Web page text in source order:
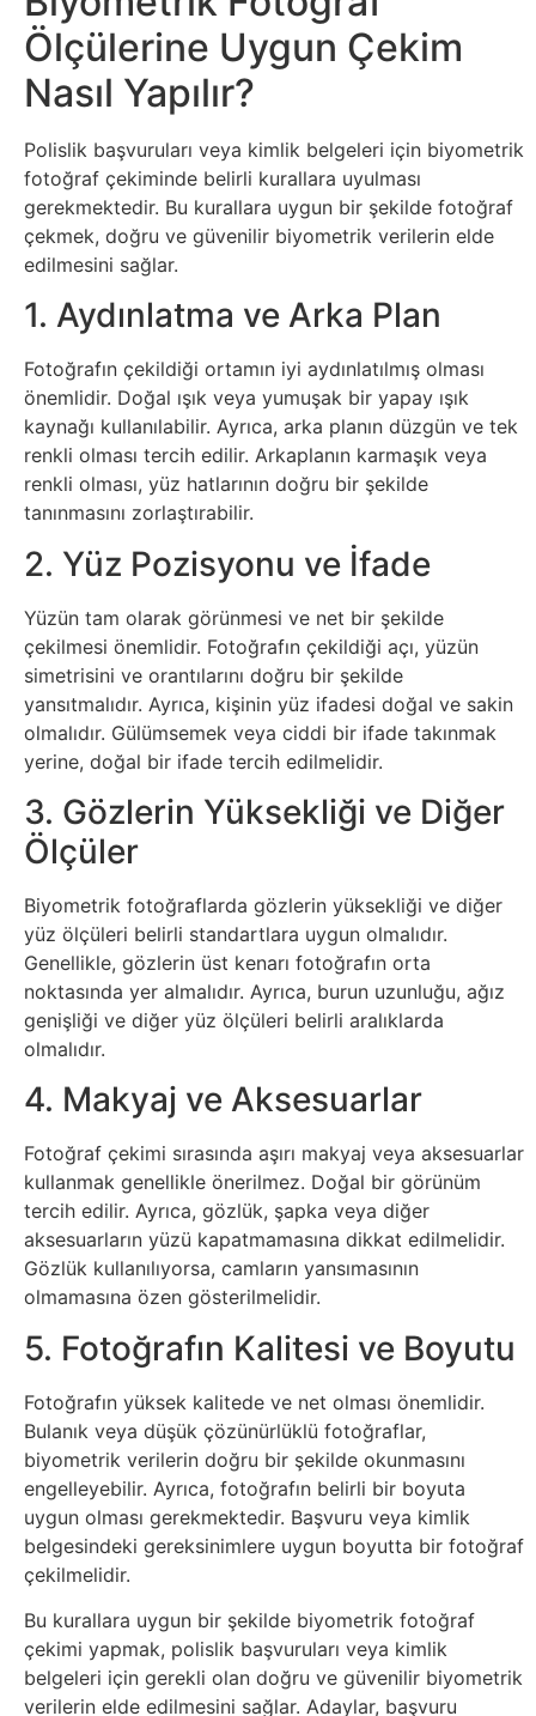
İnternet
İnternetten
Kazanma
Kadın
Kim
Kimdir
Kitap
Komedi
Kültür
Sanat
Metaverse
Mobil
Müzik
Nft
Oyun
Projeler
ve
Fikirler
Psikoloji
Sağlık
Scriptler
Seo
Sigorta
Sinema
Spor
Tarih
Tarım
Teknoloji
Ölçülerine Uygun Çekim
Nasıl Yapılır?
Polislik başvuruları veya kimlik belgeleri için biyometrik
fotoğraf çekiminde belirli kurallara uyulması
gerekmektedir. Bu kurallara uygun bir şekilde fotoğraf
çekmek, doğru ve güvenilir biyometrik verilerin elde
edilmesini sağlar.
1. Aydınlatma ve Arka Plan
Fotoğrafın çekildiği ortamın iyi aydınlatılmış olması
önemlidir. Doğal ışık veya yumuşak bir yapay ışık
kaynağı kullanılabilir. Ayrıca, arka planın düzgün ve tek
renkli olması tercih edilir. Arkaplanın karmaşık veya
renkli olması, yüz hatlarının doğru bir şekilde
tanınmasını zorlaştırabilir.
2. Yüz Pozisyonu ve İfade
Yüzün tam olarak görünmesi ve net bir şekilde
çekilmesi önemlidir. Fotoğrafın çekildiği açı, yüzün
simetrisini ve orantılarını doğru bir şekilde
yansıtmalıdır. Ayrıca, kişinin yüz ifadesi doğal ve sakin
olmalıdır. Gülümsemek veya ciddi bir ifade takınmak
yerine, doğal bir ifade tercih edilmelidir.
3. Gözlerin Yüksekliği ve Diğer
Ölçüler
Biyometrik fotoğraflarda gözlerin yüksekliği ve diğer
yüz ölçüleri belirli standartlara uygun olmalıdır.
Genellikle, gözlerin üst kenarı fotoğrafın orta
noktasında yer almalıdır. Ayrıca, burun uzunluğu, ağız
genişliği ve diğer yüz ölçüleri belirli aralıklarda
olmalıdır.
4. Makyaj ve Aksesuarlar
Fotoğraf çekimi sırasında aşırı makyaj veya aksesuarlar
kullanmak genellikle önerilmez. Doğal bir görünüm
tercih edilir. Ayrıca, gözlük, şapka veya diğer
aksesuarların yüzü kapatmamasına dikkat edilmelidir.
Gözlük kullanılıyorsa, camların yansımasının
olmamasına özen gösterilmelidir.
5. Fotoğrafın Kalitesi ve Boyutu
Fotoğrafın yüksek kalitede ve net olması önemlidir.
Bulanık veya düşük çözünürlüklü fotoğraflar,
biyometrik verilerin doğru bir şekilde okunmasını
engelleyebilir. Ayrıca, fotoğrafın belirli bir boyuta
uygun olması gerekmektedir. Başvuru veya kimlik
belgesindeki gereksinimlere uygun boyutta bir fotoğraf
çekilmelidir.
Bu kurallara uygun bir şekilde biyometrik fotoğraf
çekimi yapmak, polislik başvuruları veya kimlik
belgeleri için gerekli olan doğru ve güvenilir biyometrik
verilerin elde edilmesini sağlar. Adaylar, başvuru